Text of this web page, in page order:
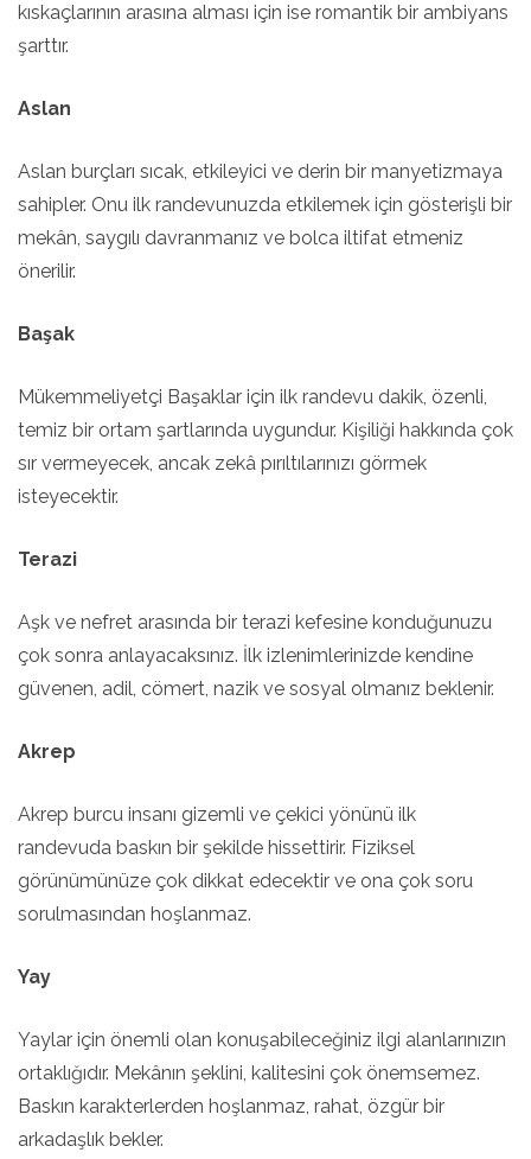
kıskaçlarının arasına alması için ise romantik bir ambiyans
şarttır.
Aslan
Aslan burçları sıcak, etkileyici ve derin bir manyetizmaya
sahipler. Onu ilk randevunuzda etkilemek için gösterişli bir
mekân, saygılı davranmanız ve bolca iltifat etmeniz
önerilir.
Başak
Mükemmeliyetçi Başaklar için ilk randevu dakik, özenli,
temiz bir ortam şartlarında uygundur. Kişiliği hakkında çok
sır vermeyecek, ancak zekâ pırıltılarınızı görmek
isteyecektir.
Terazi
Aşk ve nefret arasında bir terazi kefesine konduğunuzu
çok sonra anlayacaksınız. İlk izlenimlerinizde kendine
güvenen, adil, cömert, nazik ve sosyal olmanız beklenir.
Akrep
Akrep burcu insanı gizemli ve çekici yönünü ilk
randevuda baskın bir şekilde hissettirir. Fiziksel
görünümünüze çok dikkat edecektir ve ona çok soru
sorulmasından hoşlanmaz.
Yay
Yaylar için önemli olan konuşabileceğiniz ilgi alanlarınızın
ortaklığıdır. Mekânın şeklini, kalitesini çok önemsemez.
Baskın karakterlerden hoşlanmaz, rahat, özgür bir
arkadaşlık bekler.